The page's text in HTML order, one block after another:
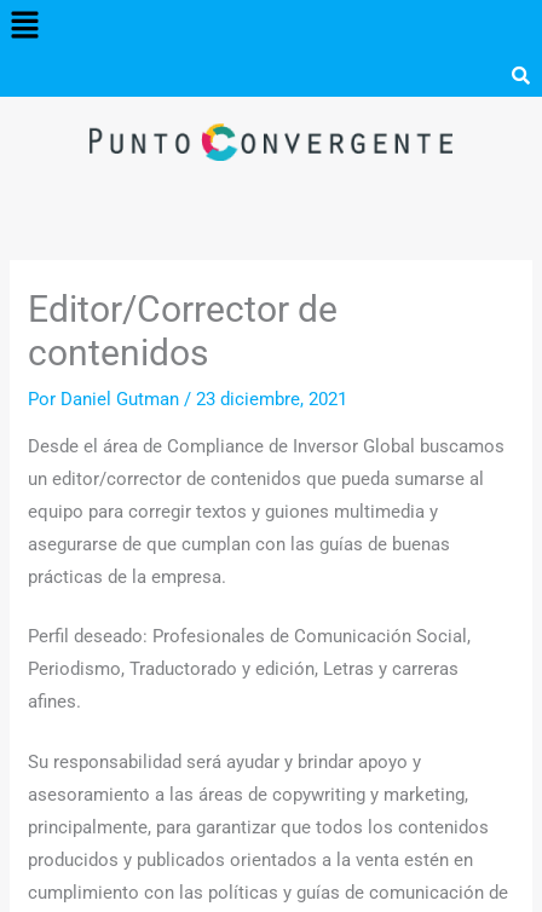
Menú
Editor/Corrector de
contenidos
Por Daniel Gutman/23 diciembre, 2021
Desde el área de Compliance de Inversor Global buscamos
un editor/corrector de contenidos que pueda sumarse al
equipo para corregir textos y guiones multimedia y
asegurarse de que cumplan con las guías de buenas
prácticas de la empresa.
Perfil deseado: Profesionales de Comunicación Social,
Periodismo, Traductorado y edición, Letras y carreras
afines.
Su responsabilidad será ayudar y brindar apoyo y
asesoramiento a las áreas de copywriting y marketing,
principalmente, para garantizar que todos los contenidos
producidos y publicados orientados a la venta estén en
cumplimiento con las políticas y guías de comunicación de